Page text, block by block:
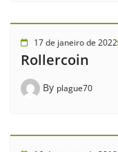
17 de janeiro de 2022
Rollercoin
By plague70